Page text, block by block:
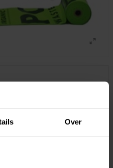
Over
la même gamme